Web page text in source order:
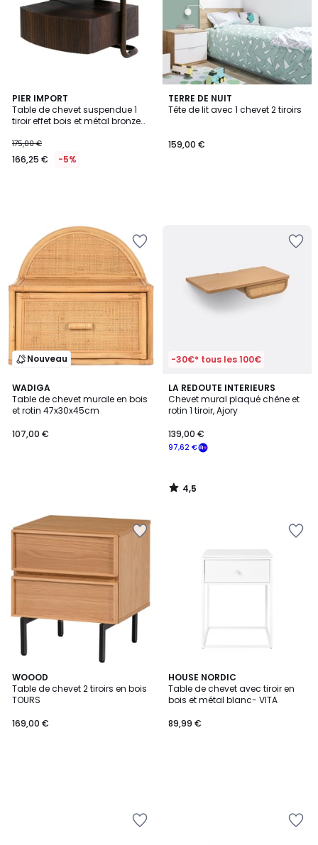
PIER IMPORT
Table de chevet suspendue 1
tiroir effet bois et métal bronze
175,00 €
166,25 € -5%
TERRE DE NUIT
Tête de lit avec 1 chevet 2 tiroirs
159,00 €
Nouveau
WADIGA
Table de chevet murale en bois
et rotin 47x30x45cm
107,00 €
-30€* tous les 100€
LA REDOUTE INTERIEURS
Chevet mural plaqué chêne et
rotin 1 tiroir, Ajory
97,62 €
139,00 €
4,5
/ 5
4,5
/
WOOOD
Table de chevet 2 tiroirs en bois
TOURS
169,00 €
HOUSE NORDIC
Table de chevet avec tiroir en
bois et métal blanc- VITA
89,99 €